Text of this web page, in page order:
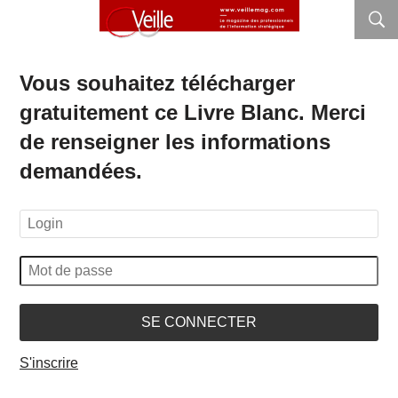
Vous souhaitez télécharger
gratuitement ce Livre Blanc. Merci
de renseigner les informations
demandées.
SE CONNECTER
S'inscrire